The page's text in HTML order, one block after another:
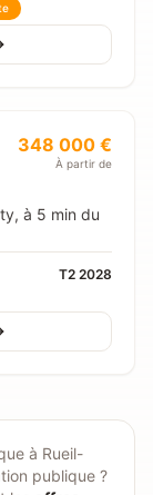
348 000 €
À partir de
à 5 min du
T2 2028
à Rueil-
publique ?